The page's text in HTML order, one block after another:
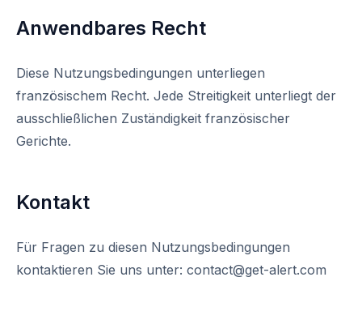
Anwendbares Recht
Diese Nutzungsbedingungen unterliegen
französischem Recht. Jede Streitigkeit unterliegt der
ausschließlichen Zuständigkeit französischer
Gerichte.
Kontakt
Für Fragen zu diesen Nutzungsbedingungen
kontaktieren Sie uns unter: contact@get-alert.com